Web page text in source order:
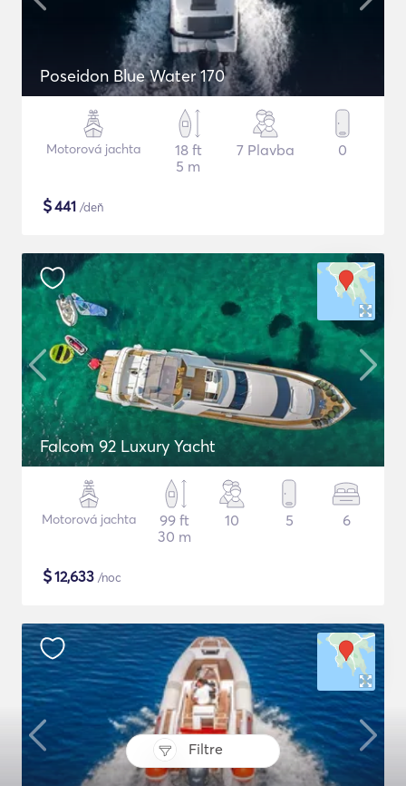
Filtre
Poseidon Blue Water 170
Motorová jachta
18 ft
5 m
7 Plavba 0
$441 /deň
Falcom 92 Luxury Yacht
Motorová jachta
99 ft
30 m
10 5 6
$12,633 /noc